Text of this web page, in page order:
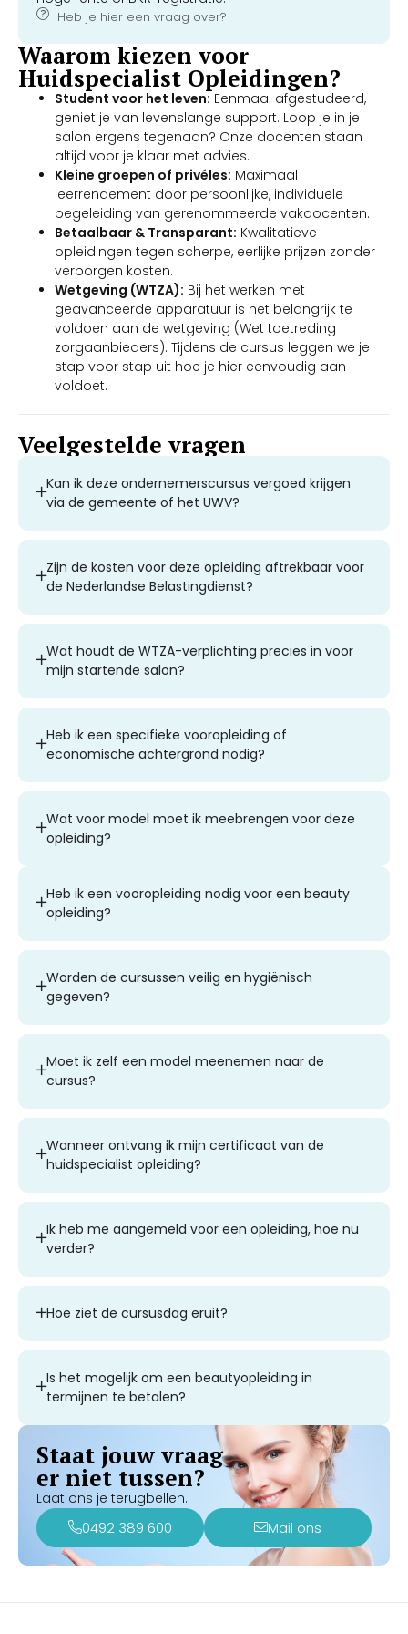
Heb je hier een vraag over?
Waarom kiezen voor
Huidspecialist Opleidingen?
Student voor het leven: Eenmaal afgestudeerd,
geniet je van levenslange support. Loop je in je
salon ergens tegenaan? Onze docenten staan
altijd voor je klaar met advies.
Kleine groepen of privéles: Maximaal
leerrendement door persoonlijke, individuele
begeleiding van gerenommeerde vakdocenten.
Betaalbaar & Transparant: Kwalitatieve
opleidingen tegen scherpe, eerlijke prijzen zonder
verborgen kosten.
Wetgeving (WTZA): Bij het werken met
geavanceerde apparatuur is het belangrijk te
voldoen aan de wetgeving (Wet toetreding
zorgaanbieders). Tijdens de cursus leggen we je
stap voor stap uit hoe je hier eenvoudig aan
voldoet.
Veelgestelde vragen
Kan ik deze ondernemerscursus vergoed krijgen
via de gemeente of het UWV?
Zijn de kosten voor deze opleiding aftrekbaar voor
de Nederlandse Belastingdienst?
Wat houdt de WTZA-verplichting precies in voor
mijn startende salon?
Heb ik een specifieke vooropleiding of
economische achtergrond nodig?
Wat voor model moet ik meebrengen voor deze
opleiding?
Heb ik een vooropleiding nodig voor een beauty
opleiding?
Worden de cursussen veilig en hygiënisch
gegeven?
Moet ik zelf een model meenemen naar de
cursus?
Wanneer ontvang ik mijn certificaat van de
huidspecialist opleiding?
Ik heb me aangemeld voor een opleiding, hoe nu
verder?
Hoe ziet de cursusdag eruit?
Is het mogelijk om een beautyopleiding in
termijnen te betalen?
Staat jouw vraag
er niet tussen?
Laat ons je terugbellen.
0492 389 600 Mail ons